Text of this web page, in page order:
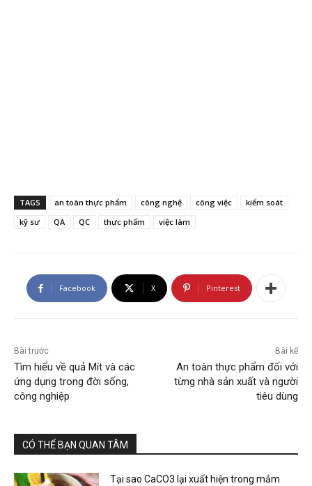
TAGS an toàn thực phẩm công nghệ công việc
kiểm soát
kỹ sư
QA QC thực phẩm việc làm
Facebook X Pinterest
Bài trước
Tìm hiểu về quả Mít và các
ứng dụng trong đời sống,
công nghiệp
Bài kế
An toàn thực phẩm đối với
từng nhà sản xuất và người
tiêu dùng
CÓ THỂ BẠN QUAN TÂM
Tại sao CaCO3 lại xuất hiện trong mắm